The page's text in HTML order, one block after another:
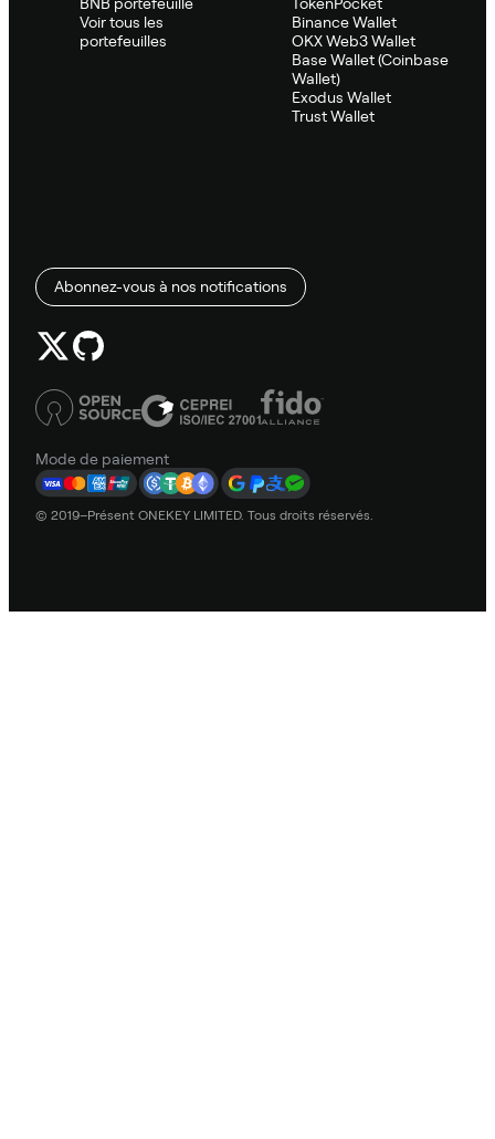
Voir tous les
portefeuilles
Binance Wallet
OKX Web3 Wallet
Base Wallet (Coinbase
Wallet)
Exodus Wallet
Trust Wallet
Abonnez-vous à nos notifications
Mode de paiement
© 2019–Présent ONEKEY LIMITED. Tous droits réservés.